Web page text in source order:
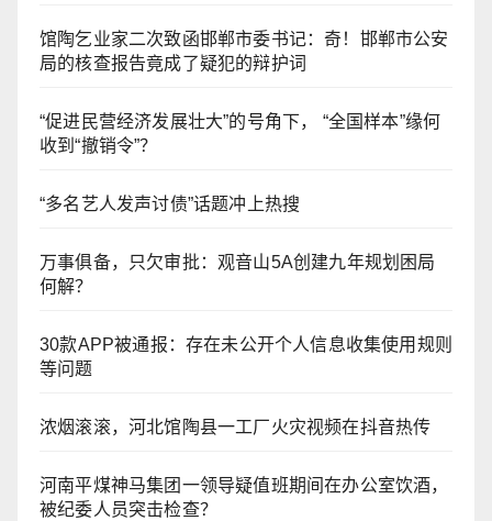
馆陶乞业家二次致函邯郸市委书记：奇！邯郸市公安
局的核查报告竟成了疑犯的辩护词
“促进民营经济发展壮大”的号角下， “全国样本”缘何
收到“撤销令”？
“多名艺人发声讨债”话题冲上热搜
万事俱备，只欠审批：观音山5A创建九年规划困局
何解？
30款APP被通报：存在未公开个人信息收集使用规则
等问题
浓烟滚滚，河北馆陶县一工厂火灾视频在抖音热传
河南平煤神马集团一领导疑值班期间在办公室饮酒，
被纪委人员突击检查？